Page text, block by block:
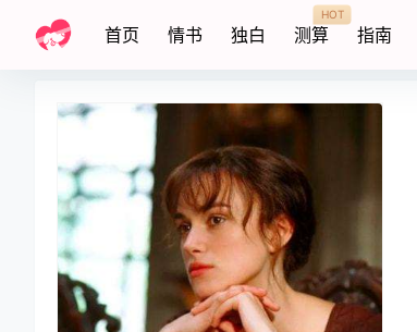
首页 情书 独白 测算
HOT
指南